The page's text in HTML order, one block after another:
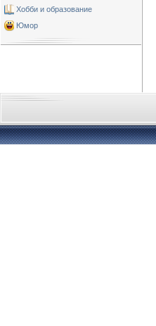
Хобби и образование
Юмор